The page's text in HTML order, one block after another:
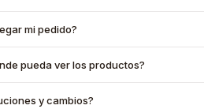
mi pedido?
pueda ver los productos?
y cambios?